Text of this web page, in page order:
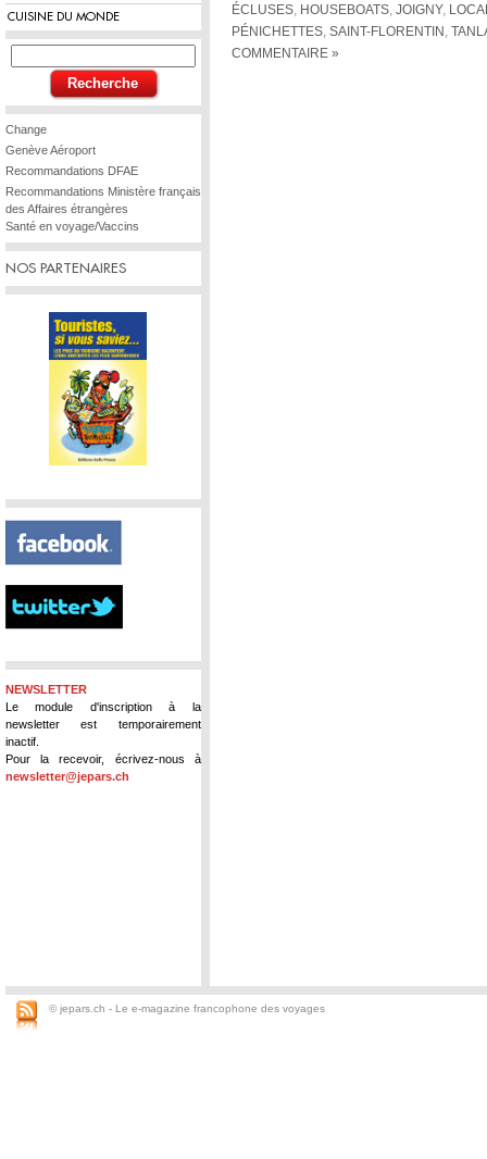
CUISINE DU MONDE
Change
Genève Aéroport
Recommandations DFAE
Recommandations Ministère français
des Affaires étrangères
Santé en voyage/Vaccins
NOS PARTENAIRES
NEWSLETTER
Le module d'inscription à la
newsletter est temporairement
inactif.
Pour la recevoir, écrivez-nous à
newsletter@jepars.ch
ÉCLUSES
HOUSEBOATS JOIGNY,
PÉNICHETTES SAINT-FLORENTIN
COMMENTAIRE »
© jepars.ch - Le e-magazine francophone des voyages